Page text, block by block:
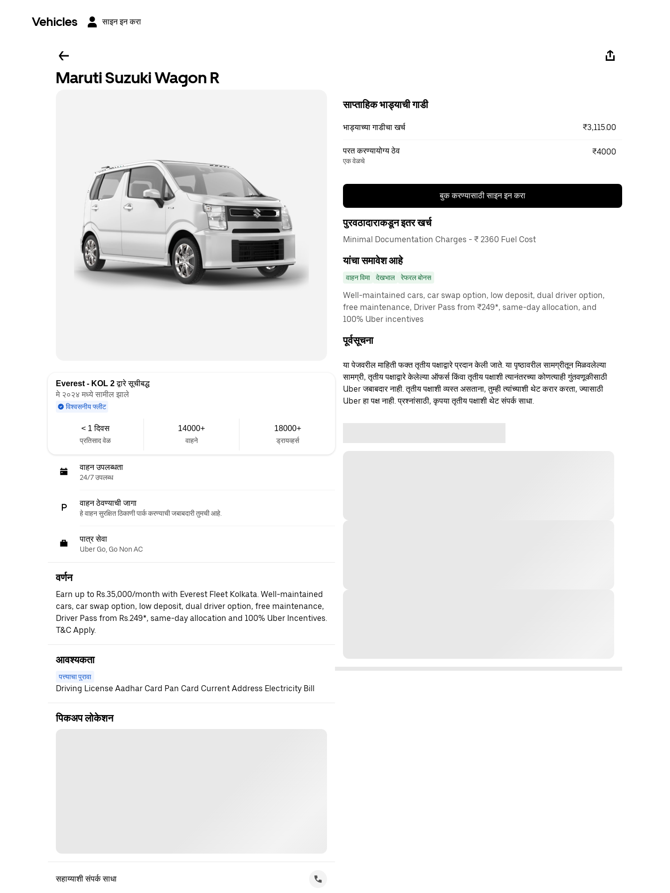
Vehicles साइन इन करा
Maruti Suzuki Wagon R
Everest - KOL 2द्वारे सूचीबद्ध
मे २०२४ मध्ये सामील झाले
विश्वसनीय फ्लीट
< 1 दिवस
प्रतिसाद वेळ
14000+
वाहने
18000+
ड्रायव्हर्स
वाहन उपलब्धता
24/7 उपलब्ध
वाहन ठेवण्याची जागा
हे वाहन सुरक्षित ठिकाणी पार्क करण्याची जबाबदारी तुमची आहे.
पात्र सेवा
Uber Go, Go Non AC
वर्णन
Earn up to Rs.35,000/month with Everest Fleet Kolkata. Well-maintained
cars, car swap option, low deposit, dual driver option, free maintenance,
Driver Pass from Rs.249*, same-day allocation and 100% Uber Incentives.
T&C Apply.
आवश्यकता
पत्त्याचा पुरावा
Driving License Aadhar Card Pan Card Current Address Electricity Bill
पिकअप लोकेशन
सहाय्याशी संपर्क साधा
साप्ताहिक भाड्याची गाडी
भाड्याच्या गाडीचा खर्च ₹3,115.00
परत करण्यायोग्य ठेव
एक वेळचे
₹4000
बुक करण्यासाठी साइन इन करा
पुरवठादाराकडून इतर खर्च
Minimal Documentation Charges - ₹ 2360 Fuel Cost
यांचा समावेश आहे
वाहन विमा देखभाल रेफरल बोनस
Well-maintained cars, car swap option, low deposit, dual driver option,
free maintenance, Driver Pass from ₹249*, same-day allocation, and
100% Uber incentives
पूर्वसूचना
या पेजवरील माहिती फक्त तृतीय पक्षाद्वारे प्रदान केली जाते. या पृष्ठावरील सामग्रीतून मिळवलेल्या
सामग्री, तृतीय पक्षाद्वारे केलेल्या ऑफर्स किंवा तृतीय पक्षाशी त्यानंतरच्या कोणत्याही गुंतवणूकीसाठी
Uber जबाबदार नाही. तृतीय पक्षाशी व्यस्त असताना, तुम्ही त्यांच्याशी थेट करार करता, ज्यासाठी
Uber हा पक्ष नाही. प्रश्नांसाठी, कृपया तृतीय पक्षाशी थेट संपर्क साधा.